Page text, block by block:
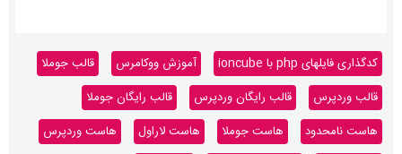
کدگذاری فایلهای php با ioncube آموزش ووکامرس
قالب جوملا
قالب وردپرس
قالب رایگان وردپرس
قالب رایگان جوملا
هاست نامحدود
هاست جوملا هاست لاراول
هاست وردپرس